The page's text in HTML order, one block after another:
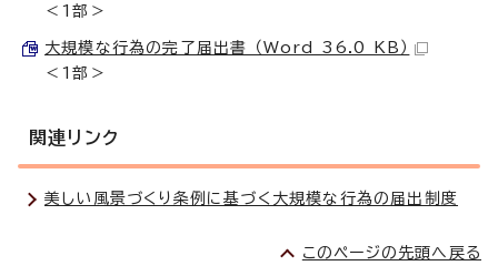
＜1部＞
大規模な行為の完了届出書 （Word 36.0 KB）
＜1部＞
関連リンク
美しい風景づくり条例に基づく大規模な行為の届出制度
このページの先頭へ戻る